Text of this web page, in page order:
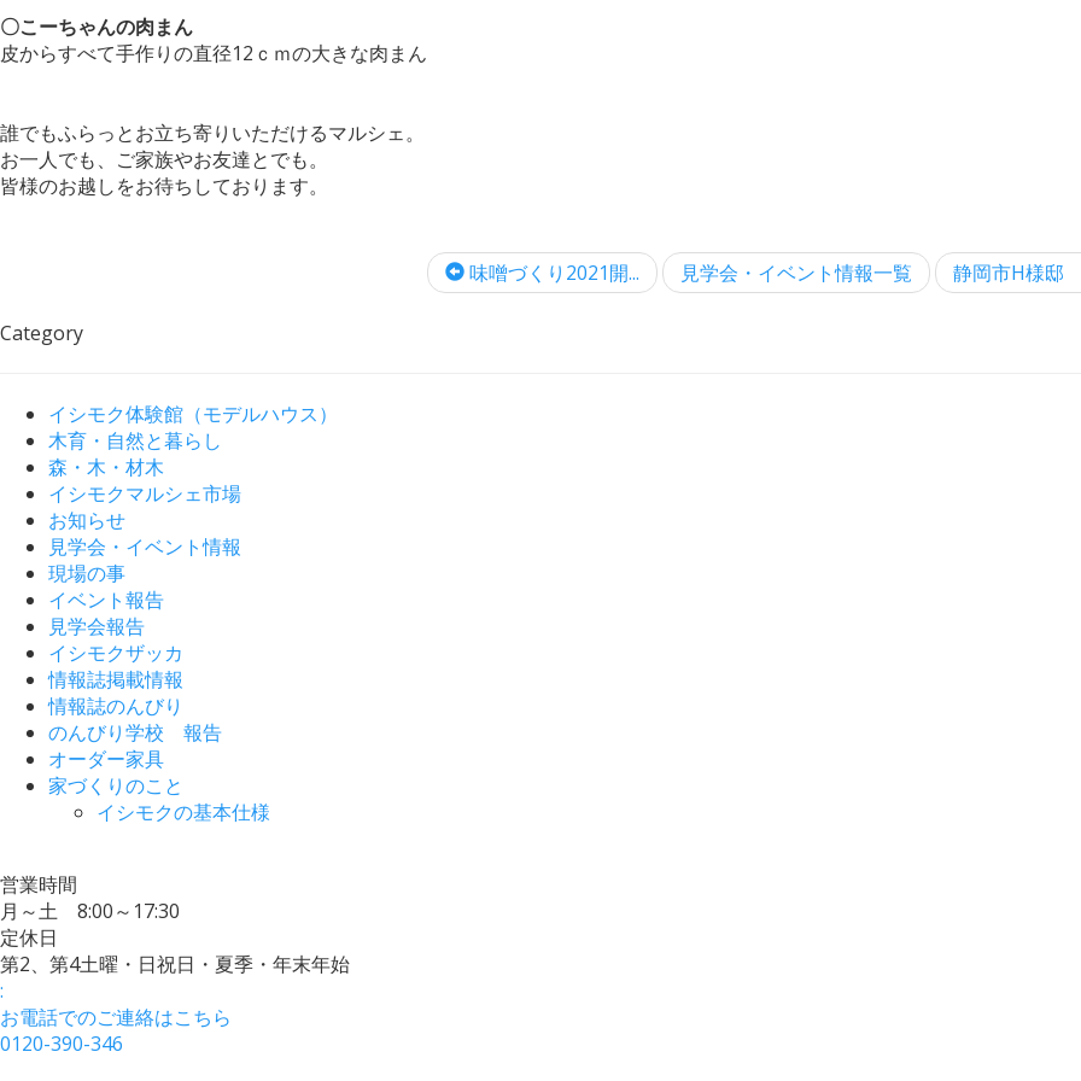
〇こーちゃんの肉まん
皮からすべて手作りの直径12ｃｍの大きな肉まん
誰でもふらっとお立ち寄りいただけるマルシェ。
お一人でも、ご家族やお友達とでも。
皆様のお越しをお待ちしております。
味噌づくり2021開... 見学会・イベント情報一覧 静岡市H様邸
Category
イシモク体験館（モデルハウス）
木育・自然と暮らし
森・木・材木
イシモクマルシェ市場
お知らせ
見学会・イベント情報
現場の事
イベント報告
見学会報告
イシモクザッカ
情報誌掲載情報
情報誌のんびり
のんびり学校 報告
オーダー家具
家づくりのこと
イシモクの基本仕様
営業時間
月～土 8:00～17:30
定休日
第2、第4土曜・日祝日・夏季・年末年始
:
お電話でのご連絡はこちら
0120-390-346